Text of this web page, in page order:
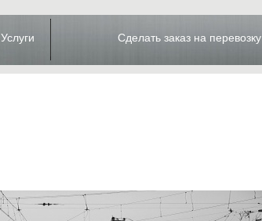
Услуги Сделать заказ на перевозку